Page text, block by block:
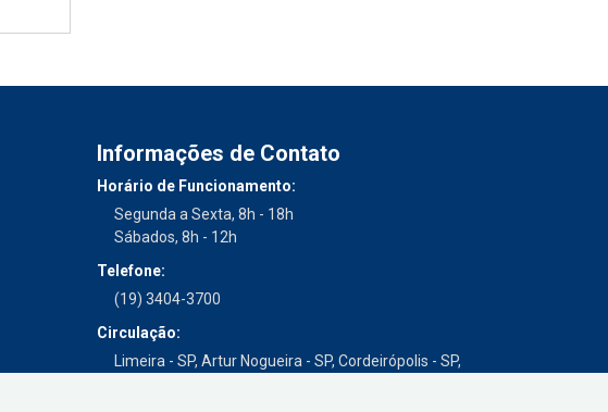
Informações de Contato
Horário de Funcionamento:
Segunda a Sexta, 8h - 18h
Sábados, 8h - 12h
Telefone:
(19) 3404-3700
Circulação:
Limeira - SP, Artur Nogueira - SP, Cordeirópolis - SP,